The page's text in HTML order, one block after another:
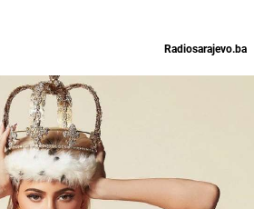
Radiosarajevo.ba